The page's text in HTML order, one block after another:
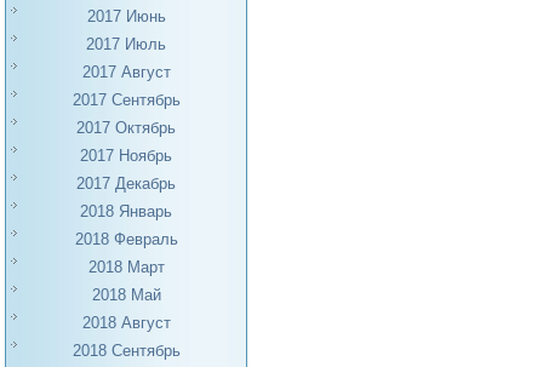
2017 Июнь
2017 Июль
2017 Август
2017 Сентябрь
2017 Октябрь
2017 Ноябрь
2017 Декабрь
2018 Январь
2018 Февраль
2018 Март
2018 Май
2018 Август
2018 Сентябрь